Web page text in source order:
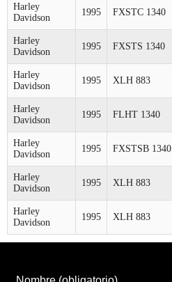
Harley
Davidson
1995 FXSTC 1340
Harley
Davidson
1995 FXSTS 1340
Harley
Davidson
1995 XLH 883
Harley
Davidson
1995 FLHT 1340
Harley
Davidson
1995 FXSTSB 1340
Harley
Davidson
1995 XLH 883
Harley
Davidson
1995 XLH 883